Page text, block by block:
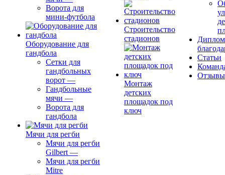
Ворота для
мини-футбола
Оборудование для
гандбола
Сетки для
гандбольных
ворот —
Гандбольные
мячи —
Ворота для
гандбола
Мячи для регби
Мячи для регби
Gilbert —
Мячи для регби
Mitre
Строительство
стадионов
Монтаж
детских
площадок под
ключ
Статьи
Отзывы